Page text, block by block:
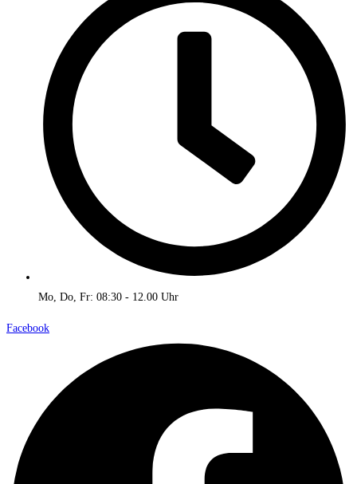
Mo, Do, Fr: 08:30 - 12.00 Uhr
Facebook